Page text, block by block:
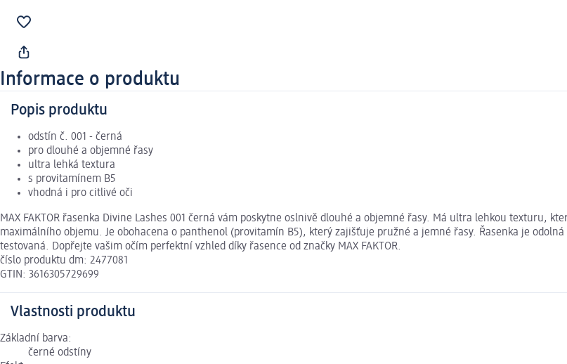
Informace o produktu
Popis produktu
odstín č. 001 - černá
pro dlouhé a objemné řasy
ultra lehká textura
s provitamínem B5
vhodná i pro citlivé oči
MAX FAKTOR řasenka Divine Lashes 001 černá vám poskytne oslnivě dlouhé a objemné řasy. Má ultra lehkou texturu,
maximálního objemu. Je obohacena o panthenol (provitamín B5), který zajišťuje pružné a jemné řasy. Řasenka je
testovaná. Dopřejte vašim očím perfektní vzhled díky řasence od značky MAX FAKTOR.
číslo produktu dm: 2477081
GTIN: 3616305729699
Vlastnosti produktu
Základní barva:
černé odstíny